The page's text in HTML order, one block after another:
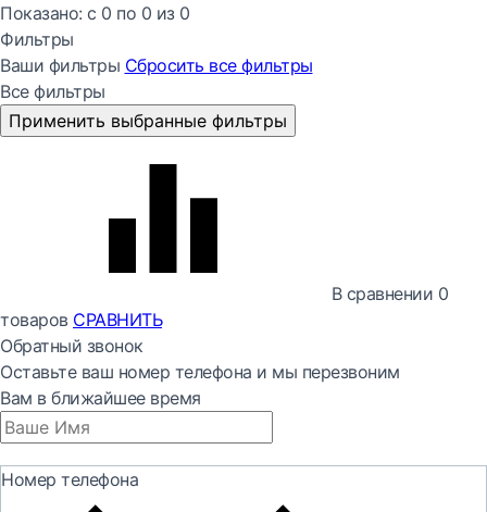
Показано: с 0 по 0 из 0
Фильтры
Ваши фильтры Сбросить все фильтры
Все фильтры
Применить выбранные фильтры
В сравнении 0
товаров СРАВНИТЬ
Обратный звонок
Оставьте ваш номер телефона и мы перезвоним
Вам в ближайшее время
Номер телефона